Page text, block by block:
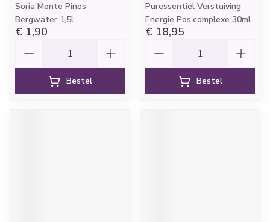
Soria Monte Pinos
Bergwater 1,5l
€ 1,90
Bestel
Puressentiel Verstuiving
Energie Pos.complexe 30ml
€ 18,95
Bestel